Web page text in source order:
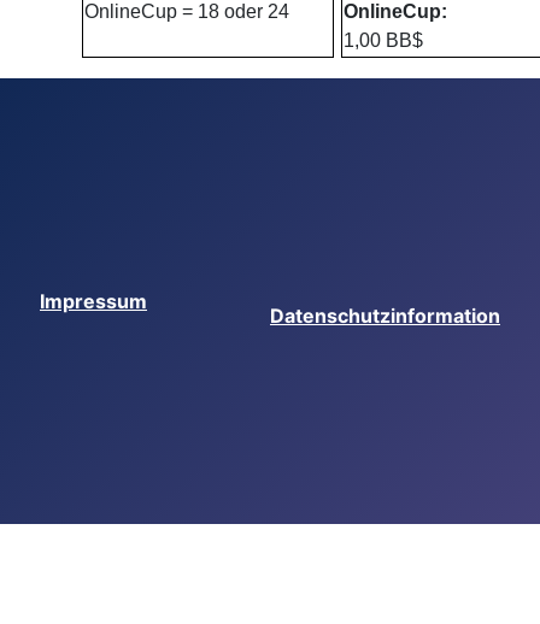
OnlineCup = 18 oder 24
OnlineCup:
1,00 BB$
Impressum
Datenschutzinformation